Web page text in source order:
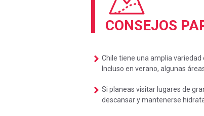
CONSEJOS
Chile tiene una amplia
Incluso en verano, algunas
Si planeas visitar lugares de
descansar y mantenerse